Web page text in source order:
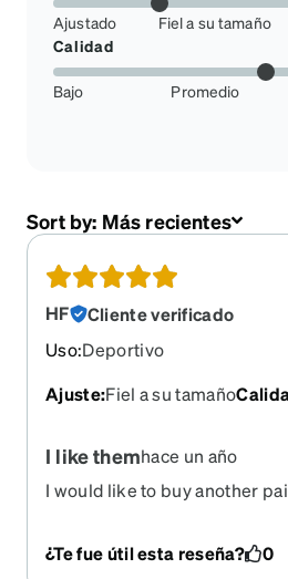
Ajustado Fiel a su tamaño
Calidad
Bajo Promedio
Sort by: Más recientes
HF
Cliente verificado
Uso:Deportivo
Ajuste:Fiel a su tamaño
I like themhace un año
I would like to buy another
¿Te fue útil esta reseña?
0